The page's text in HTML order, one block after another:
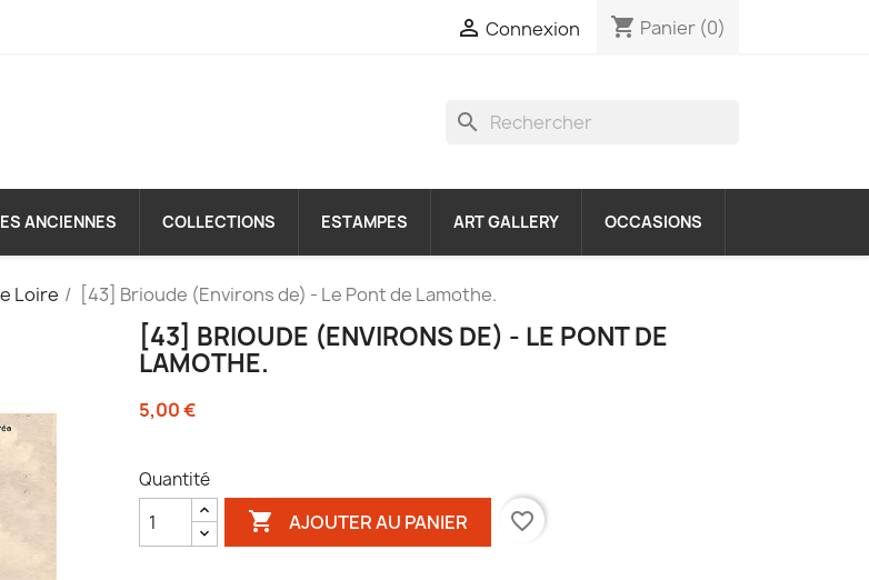
 Connexion shopping_cart Panier (0)
search
ANCIENNES COLLECTIONS ESTAMPES ART GALLERY OCCASIONS
Loire [43] Brioude (Environs de) - Le Pont de Lamothe.
[43] BRIOUDE (ENVIRONS DE) - LE PONT DE
LAMOTHE.
5,00 €
Quantité
 AJOUTER AU PANIER favorite_border